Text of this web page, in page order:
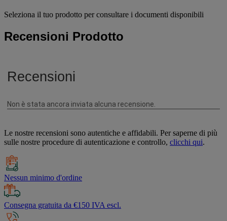
Seleziona il tuo prodotto per consultare i documenti disponibili
Recensioni Prodotto
Le nostre recensioni sono autentiche e affidabili. Per saperne di più
sulle nostre procedure di autenticazione e controllo, clicchi qui.
Nessun minimo d'ordine
Consegna gratuita da €150 IVA escl.